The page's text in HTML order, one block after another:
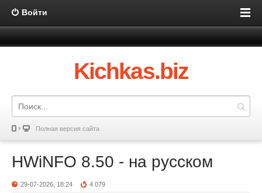
Войти
Kichkas.biz
Полная версия сайта
HWiNFO 8.50 - на русском
29-07-2026, 18:24 4 079